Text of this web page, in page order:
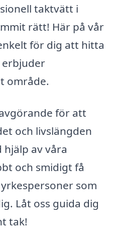
taktvätt i
rätt! Här på vår
för dig att hitta
område.
för att
och livslängden
av våra
och smidigt få
som
Låt oss guida dig
tak!